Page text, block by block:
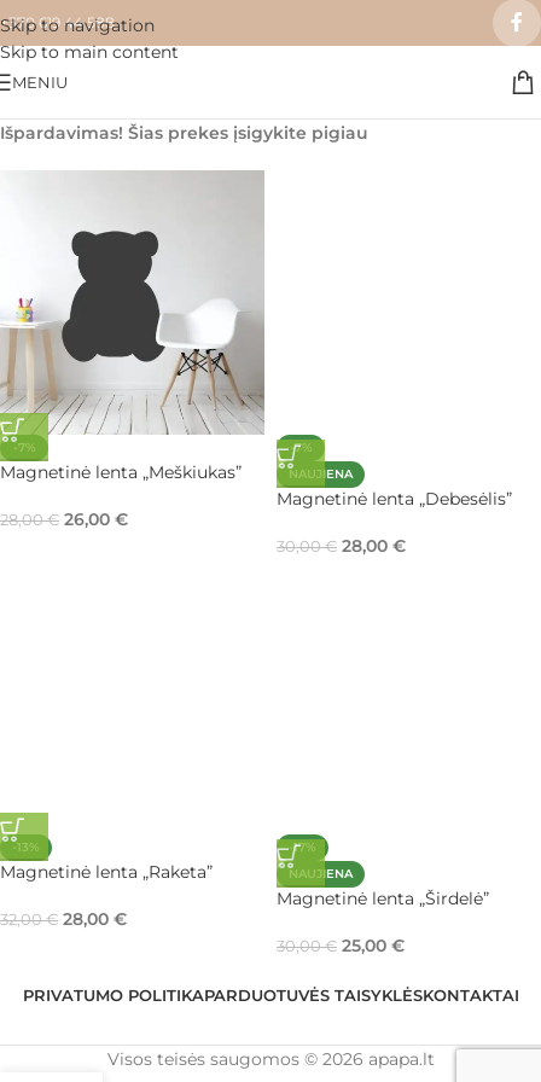
Skip to navigation
Skip to main content
+370 619 44 588
MENIU
Išpardavimas! Šias prekes įsigykite pigiau
-7%
Magnetinė lenta „Meškiukas”
28,00€ 26,00 €
-7%
NAUJIENA
Magnetinė lenta „Debesėlis”
30,00€ 28,00 €
-13%
Magnetinė lenta „Raketa”
32,00€ 28,00 €
-17%
NAUJIENA
Magnetinė lenta „Širdelė”
30,00€ 25,00 €
PRIVATUMO POLITIKAPARDUOTUVĖS TAISYKLĖSKONTAKTAI
Visos teisės saugomos © 2026 apapa.lt